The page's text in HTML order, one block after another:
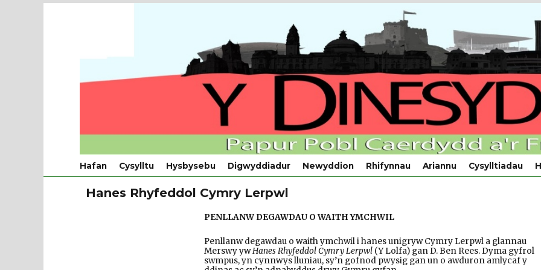
Dinesydd
Papur Pobl Caerdydd a'r Fro
Hafan Cysylltu Hysbysebu Digwyddiadur Newyddion Rhifynnau Ariannu Cysylltiadau
Hanes Rhyfeddol Cymry Lerpwl
PENLLANW DEGAWDAU O WAITH YMCHWIL
Penllanw degawdau o waith ymchwil i hanes unigryw Cymry Lerpwl a glannau
Merswy ywHanes Rhyfeddol Cymry Lerpwl (Y Lolfa) gan D. Ben Rees. Dyma gyfrol
swmpus, yn cynnwys lluniau, sy’n gofnod pwysig gan un o awduron amlycaf y